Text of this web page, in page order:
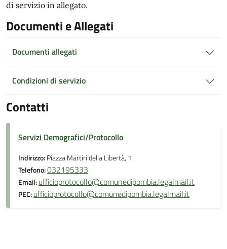
di servizio in allegato.
Documenti e Allegati
Documenti allegati
Condizioni di servizio
Contatti
Servizi Demografici/Protocollo
Indirizzo:Piazza Martiri della Libertà, 1
Telefono:032195333
Email:ufficioprotocollo@comunedipombia.legalmail.it
PEC:ufficioprotocollo@comunedipombia.legalmail.it